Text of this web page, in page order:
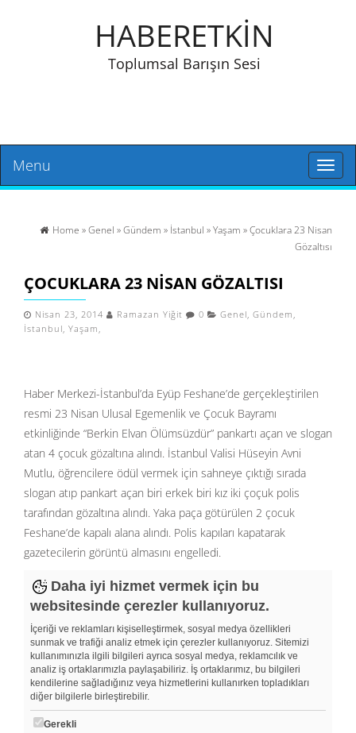
HABERETKİN
Toplumsal Barışın Sesi
Toggle
Menu
Home »Genel »Gündem » İstanbul »Yaşam » Çocuklara 23 Nisan
Gözaltısı
ÇOCUKLARA 23 NISAN GÖZALTISI
Nisan 23, 2014 Ramazan Yiğit 0 Genel, Gündem ,
İstanbul, Yaşam ,
Haber Merkezi-İstanbul’da Eyüp Feshane’de gerçekleştirilen
resmi 23 Nisan Ulusal Egemenlik ve Çocuk Bayramı
etkinliğinde “Berkin Elvan Ölümsüzdür” pankartı açan ve slogan
atan 4 çocuk gözaltına alındı. İstanbul Valisi Hüseyin Avni
Mutlu, öğrencilere ödül vermek için sahneye çıktığı sırada
slogan atıp pankart açan biri erkek biri kız iki çoçuk polis
tarafından gözaltına alındı. Yaka paça götürülen 2 çocuk
Feshane’de kapalı alana alındı. Polis kapıları kapatarak
gazetecilerin görüntü almasını engelledi.